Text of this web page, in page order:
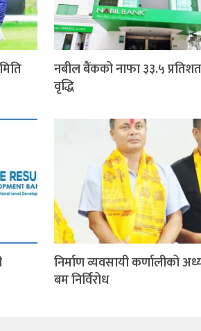
नबील बैंकको नाफा ३३.५
वृद्धि
निर्माण व्यवसायी कर्णालीको
बम निर्विरोध